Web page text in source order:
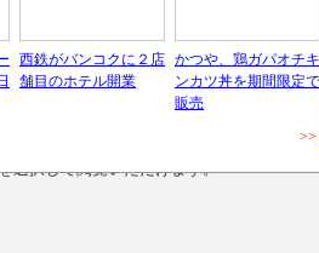
西鉄がバンコクに２店
舗目のホテル開業
かつや、鶏ガパオチキ
ンカツ丼を期間限定で
販売
>>
タイ通アーカイブ
選択して閲覧いただけます。